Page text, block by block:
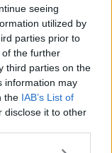
seeing
utilized by
parties prior to
the further
third parties on the
information may
the IAB’s List of
disclose it to other